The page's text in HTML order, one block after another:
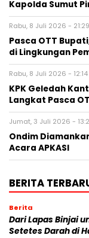
Kapolda Sumut
Rabu, 8 Juli 2026 -
Pasca OTT
di Lingkungan
Rabu, 8 Juli 2026 - 12:14
KPK Geledah
Langkat Pasca
Jumat, 3 Juli 2026 -
Ondim
Acara APKASI
BERITA
Berita
Dari Lapas Binjai
Setetes Darah di